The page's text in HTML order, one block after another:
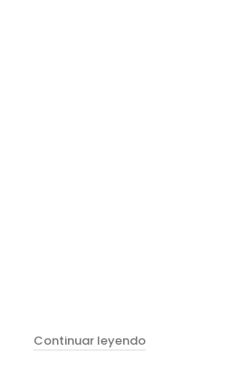
Continuar leyendo"Purgatorio"